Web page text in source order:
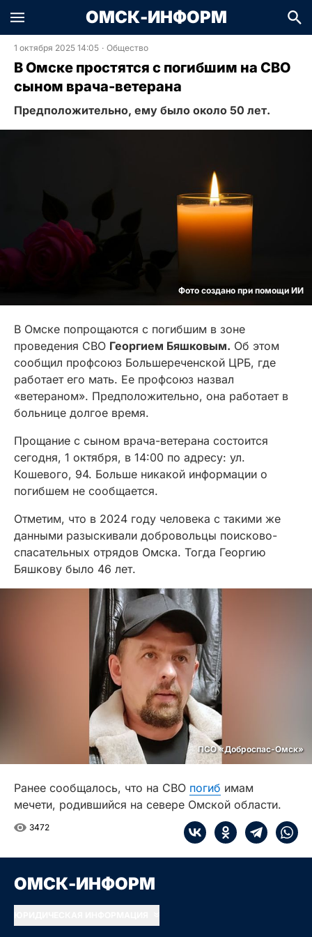
ОМСК-ИНФОРМ
1 октября 2025 14:05 · Общество
В Омске простятся с погибшим на СВО
сыном врача-ветерана
Предположительно, ему было около 50 лет.
Фото создано при помощи ИИ
В Омске попрощаются с погибшим в зоне
проведения СВО Георгием Бяшковым. Об этом
сообщил профсоюз Большереченской ЦРБ, где
работает его мать. Ее профсоюз назвал
«ветераном». Предположительно, она работает в
больнице долгое время.
Прощание с сыном врача-ветерана состоится
сегодня, 1 октября, в 14:00 по адресу: ул.
Кошевого, 94. Больше никакой информации о
погибшем не сообщается.
Отметим, что в 2024 году человека с такими же
данными разыскивали добровольцы поисково-
спасательных отрядов Омска. Тогда Георгию
Бяшкову было 46 лет.
ПСО «Доброспас-Омск»
Ранее сообщалось, что на СВО погиб имам
мечети, родившийся на севере Омской области.
3472
ОМСК-ИНФОРМ